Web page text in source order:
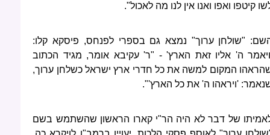
קיטפו ואפו ואנו אין לנו מה לאכול".
"שולחן ערוך" נמצא גם בספרי לפנחס, פיסקא קלו:
ה' אליו זאת הארץ' - "ר' עקיבא אומר, מגיד הכתוב
המקום למשה את כל חדרי ארץ ישראל כשלחן ערוך,
'ויראהו ה' את כל הארץ'".
של דבר לא היה הר"י קארו הראשון שהשתמש בשם